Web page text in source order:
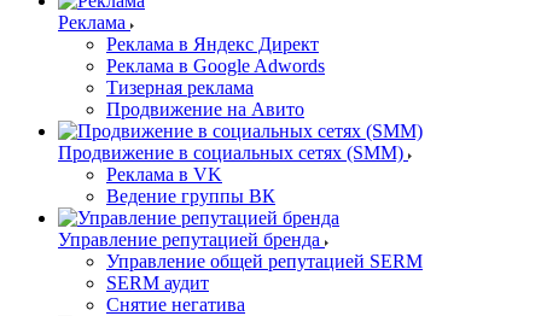
Реклама
Реклама в Яндекс Директ
Реклама в Google Adwords
Тизерная реклама
Продвижение на Авито
Продвижение в социальных сетях (SMM)
Реклама в VK
Ведение группы ВК
Управление репутацией бренда
Управление общей репутацией SERM
SERM аудит
Снятие негатива